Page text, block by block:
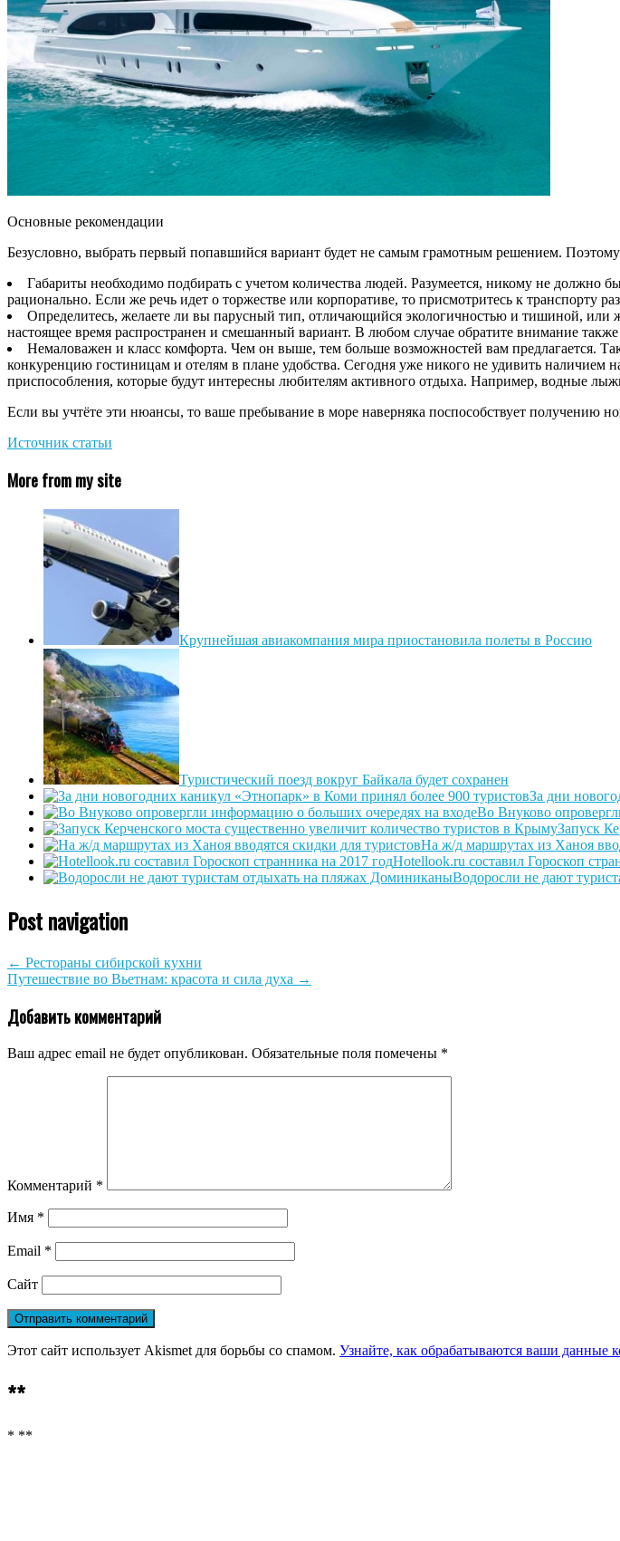
Основные рекомендации
Безусловно, выбрать первый попавшийся вариант будет не самым грамотным решением.
Габариты необходимо подбирать с учетом количества людей. Разумеется, никому не должно
рационально. Если же речь идет о торжестве или корпоративе, то присмотритесь к транспорту
Определитесь, желаете ли вы парусный тип, отличающийся экологичностью и тишиной,
настоящее время распространен и смешанный вариант. В любом случае обратите внимание
Немаловажен и класс комфорта. Чем он выше, тем больше возможностей вам предлагается.
конкуренцию гостиницам и отелям в плане удобства. Сегодня уже никого не удивить наличием
приспособления, которые будут интересны любителям активного отдыха. Например, водные
Если вы учтёте эти нюансы, то ваше пребывание в море наверняка поспособствует получению
Источник статьи
More from my site
Крупнейшая авиакомпания мира приостановила полеты в Россию
Туристический поезд вокруг Байкала будет сохранен
За дни
Во Внуково
Запуск
На ж/д маршрутах из Ханоя
Hotellook.ru составил Гороскоп
Водоросли не дают
Post navigation
← Рестораны сибирской кухни
Путешествие во Вьетнам: красота и сила духа →
Добавить комментарий
Ваш адрес email не будет опубликован. Обязательные поля помечены *
Комментарий *
Имя *
Email *
Сайт
Этот сайт использует Akismet для борьбы со спамом. Узнайте, как обрабатываются ваши данные
**
* **